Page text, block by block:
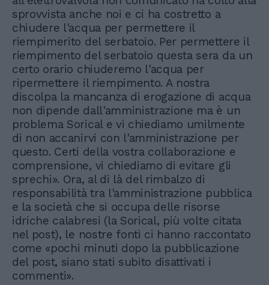
sprovvista anche noi e ci ha costretto a
chiudere l'acqua per permettere il
riempimerito del serbatoio. Per permettere il
riempimento del serbatoio questa sera da un
certo orario chiuderemo l'acqua per
ripermettere il riempimento. A nostra
discolpa la mancanza di erogazione di acqua
non dipende dall'amministrazione ma è un
problema Sorical e vi chiediamo umilmente
di non accanirvi con l'amministrazione per
questo. Certi della vostra collaborazione e
comprensione, vi chiediamo di evitare gli
sprechi». Ora, al di là del rimbalzo di
responsabilità tra l'amministrazione pubblica
e la società che si occupa delle risorse
idriche calabresi (la Sorical, più volte citata
nel post), le nostre fonti ci hanno raccontato
come «pochi minuti dopo la pubblicazione
del post, siano stati subito disattivati i
commenti».